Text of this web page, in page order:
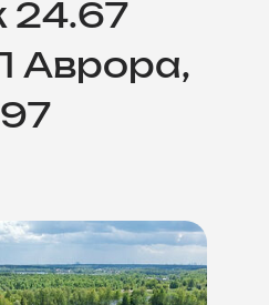
24.67
Аврора,